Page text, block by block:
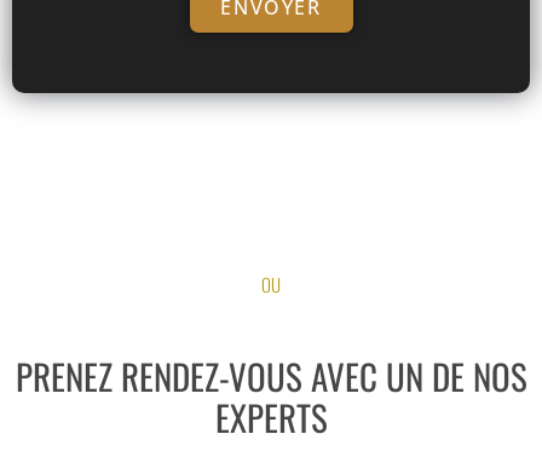
ENVOYER
OU
PRENEZ RENDEZ-VOUS AVEC UN DE NOS
EXPERTS